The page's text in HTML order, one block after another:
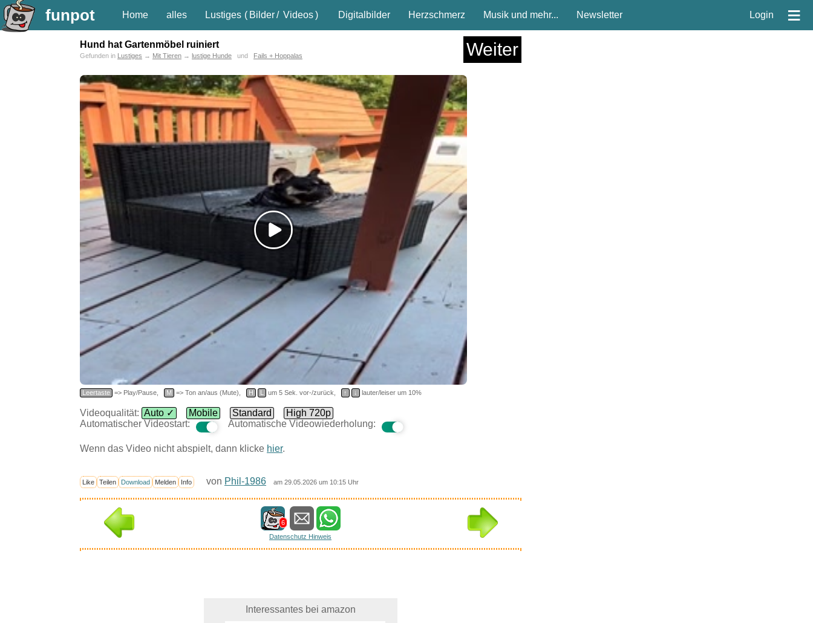
funpot Home alles Lustiges ( Bilder/ Videos) Digitalbilder Herzschmerz Musik und mehr... Newsletter Login ≡
Hund hat Gartenmöbel ruiniert Weiter
Gefunden in Lustiges → Mit Tieren → lustige Hunde und Fails + Hoppalas
Leertaste => Play/Pause, M => Ton an/aus (Mute), H L um 5 Sek. vor-/zurück, ↑ ↓ lauter/leiser um 10%
Videoqualität: Auto ✓ Mobile Standard
High 720p
Automatischer Videostart:
Automatische Videowiederholung:
Wenn das Video nicht abspielt, dann klicke hier.
Like Teilen Download Melden Info von Phil-1986 am 29.05.2026 um 10:15 Uhr
6
Datenschutz Hinweis
Interessantes bei amazon